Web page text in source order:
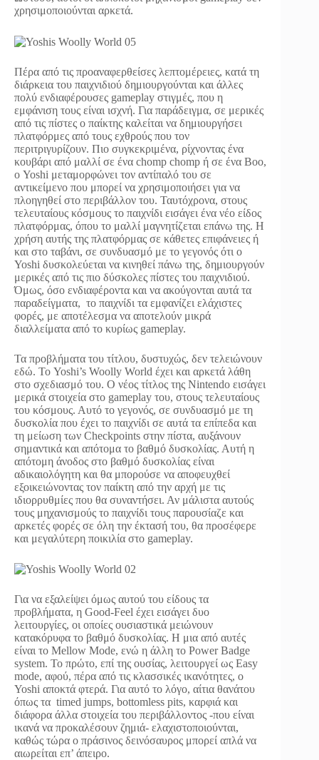
χρησιμοποιούνται αρκετά.
Πέρα από τις προαναφερθείσες λεπτομέρειες, κατά τη
διάρκεια του παιχνιδιού δημιουργούνται και άλλες
πολύ ενδιαφέρουσες gameplay στιγμές, που η
εμφάνιση τους είναι ισχνή. Για παράδειγμα, σε μερικές
από τις πίστες ο παίκτης καλείται να δημιουργήσει
πλατφόρμες από τους εχθρούς που τον
περιτριγυρίζουν. Πιο συγκεκριμένα, ρίχνοντας ένα
κουβάρι από μαλλί σε ένα chomp chomp ή σε ένα Boo,
ο Yoshi μεταμορφώνει τον αντίπαλό του σε
αντικείμενο που μπορεί να χρησιμοποιήσει για να
πλοηγηθεί στο περιβάλλον του. Ταυτόχρονα, στους
τελευταίους κόσμους το παιχνίδι εισάγει ένα νέο είδος
πλατφόρμας, όπου το μαλλί μαγνητίζεται επάνω της. Η
χρήση αυτής της πλατφόρμας σε κάθετες επιφάνειες ή
και στο ταβάνι, σε συνδυασμό με το γεγονός ότι ο
Yoshi δυσκολεύεται να κινηθεί πάνω της, δημιουργούν
μερικές από τις πιο δύσκολες πίστες του παιχνιδιού.
Όμως, όσο ενδιαφέροντα και να ακούγονται αυτά τα
παραδείγματα, το παιχνίδι τα εμφανίζει ελάχιστες
φορές, με αποτέλεσμα να αποτελούν μικρά
διαλλείματα από το κυρίως gameplay.
Τα προβλήματα του τίτλου, δυστυχώς, δεν τελειώνουν
εδώ. Το Yoshi’s Woolly World έχει και αρκετά λάθη
στο σχεδιασμό του. Ο νέος τίτλος της Nintendo εισάγει
μερικά στοιχεία στο gameplay του, στους τελευταίους
του κόσμους. Αυτό το γεγονός, σε συνδυασμό με τη
δυσκολία που έχει το παιχνίδι σε αυτά τα επίπεδα και
τη μείωση των Checkpoints στην πίστα, αυξάνουν
σημαντικά και απότομα το βαθμό δυσκολίας. Αυτή η
απότομη άνοδος στο βαθμό δυσκολίας είναι
αδικαιολόγητη και θα μπορούσε να αποφευχθεί
εξοικειώνοντας τον παίκτη από την αρχή με τις
ιδιορρυθμίες που θα συναντήσει. Αν μάλιστα αυτούς
τους μηχανισμούς το παιχνίδι τους παρουσίαζε και
αρκετές φορές σε όλη την έκτασή του, θα προσέφερε
και μεγαλύτερη ποικιλία στο gameplay.
Για να εξαλείψει όμως αυτού του είδους τα
προβλήματα, η Good-Feel έχει εισάγει δυο
λειτουργίες, οι οποίες ουσιαστικά μειώνουν
κατακόρυφα το βαθμό δυσκολίας. Η μια από αυτές
είναι το Mellow Mode, ενώ η άλλη το Power Badge
system. Το πρώτο, επί της ουσίας, λειτουργεί ως Easy
mode, αφού, πέρα από τις κλασσικές ικανότητες, ο
Yoshi αποκτά φτερά. Για αυτό το λόγο, αίτια θανάτου
όπως τα timed jumps, bottomless pits, καρφιά και
διάφορα άλλα στοιχεία του περιβάλλοντος -που είναι
ικανά να προκαλέσουν ζημιά- ελαχιστοποιούνται,
καθώς τώρα ο πράσινος δεινόσαυρος μπορεί απλά να
αιωρείται επ’ άπειρο.